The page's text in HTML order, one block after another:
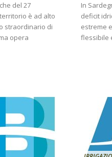
del 27
è ad alto
straordinario di
opera
In
deficit
estreme
flessibile